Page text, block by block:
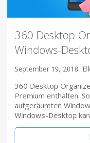
360 Desktop
Windows-
September 19, 2018
360 Desktop
Premium enthalten.
aufgeräumten
Windows-Desktop